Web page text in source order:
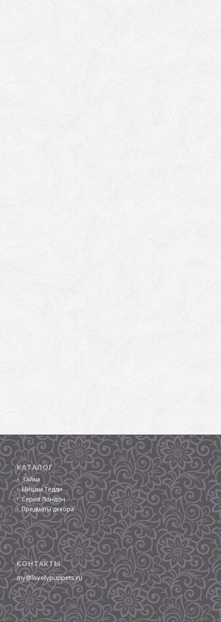
КАТАЛОГ
Зайки
Мишки Тедди
Серия Лондон
Предметы декора
КОНТАКТЫ
my@lovelypuppets.ru